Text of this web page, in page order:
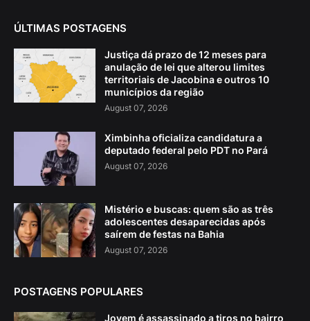
ÚLTIMAS POSTAGENS
Justiça dá prazo de 12 meses para
anulação de lei que alterou limites
territoriais de Jacobina e outros 10
municípios da região
August 07, 2026
Ximbinha oficializa candidatura a
deputado federal pelo PDT no Pará
August 07, 2026
Mistério e buscas: quem são as três
adolescentes desaparecidas após
saírem de festas na Bahia
August 07, 2026
POSTAGENS POPULARES
Jovem é assassinado a tiros no bairro